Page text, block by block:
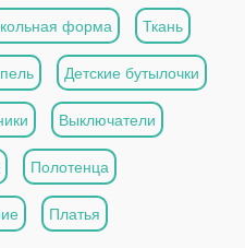
форма Ткань
Детские бутылочки
Выключатели
Полотенца
Платья